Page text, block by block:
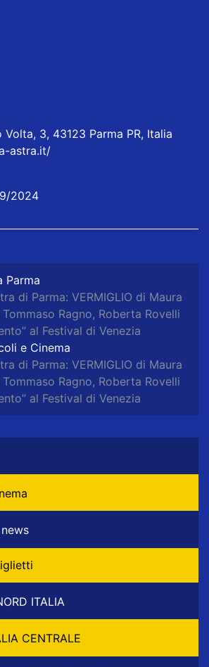
Volta, 3, 43123 Parma PR, Italia
astra.it/
2024
Parma
di Parma: VERMIGLIO di Maura
Ragno, Roberta Rovelli
al Festival di Venezia
e Cinema
di Parma: VERMIGLIO di Maura
Ragno, Roberta Rovelli
al Festival di Venezia
ITALIA
IN ITALIA CENTRALE